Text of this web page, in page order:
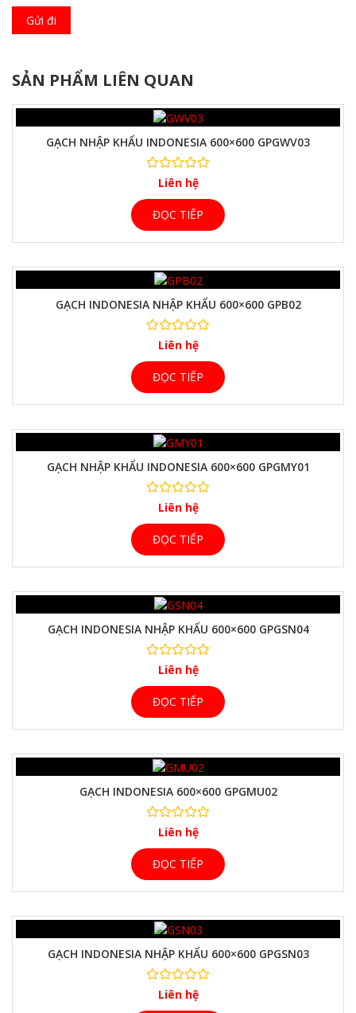
SẢN PHẨM LIÊN QUAN
GẠCH NHẬP KHẨU INDONESIA 600×600 GPGWV03
Liên hệ
ĐỌC TIẾP
GẠCH INDONESIA NHẬP KHẨU 600×600 GPB02
Liên hệ
ĐỌC TIẾP
GẠCH NHẬP KHẨU INDONESIA 600×600 GPGMY01
Liên hệ
ĐỌC TIẾP
GẠCH INDONESIA NHẬP KHẨU 600×600 GPGSN04
Liên hệ
ĐỌC TIẾP
GẠCH INDONESIA 600×600 GPGMU02
Liên hệ
ĐỌC TIẾP
GẠCH INDONESIA NHẬP KHẨU 600×600 GPGSN03
Liên hệ